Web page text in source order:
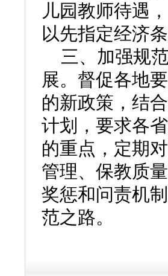
儿园教师待遇
以先指定经济
三、加强规
展。督促各地
的新政策，结
计划，要求各
的重点，定期
管理、保教质
奖惩和问责机
范之路。